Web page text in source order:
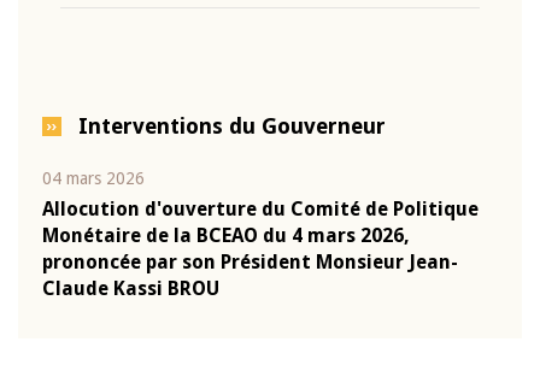
Interventions du Gouverneur
04 mars 2026
Allocution d'ouverture du Comité de Politique
Monétaire de la BCEAO du 4 mars 2026,
prononcée par son Président Monsieur Jean-
Claude Kassi BROU